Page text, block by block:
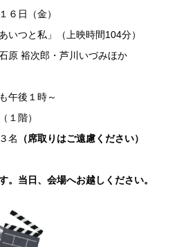
日（金）
いつと私」（上映時間104分）
原 裕次郎・芦川いづみほか
午後１時～
１階）
名
（席取りはご遠慮ください）
。当日、会場へお越しください。